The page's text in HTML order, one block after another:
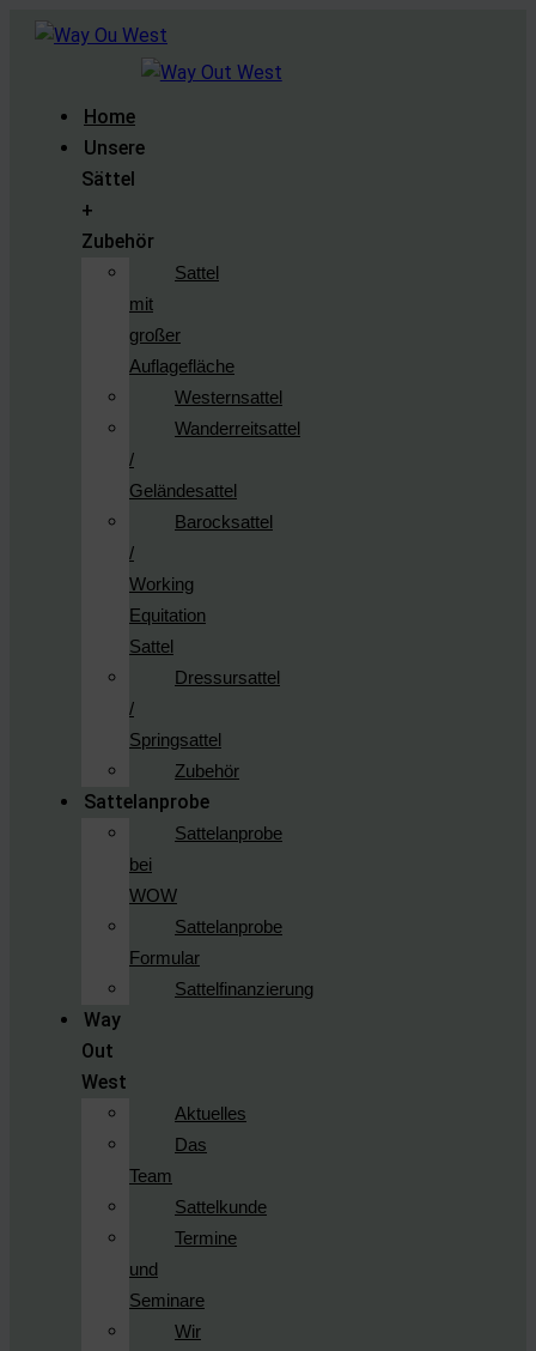
Home
Unsere
Sättel
+
Zubehör
Sattel
mit
großer
Auflagefläche
Westernsattel
Wanderreitsattel
/
Geländesattel
Barocksattel
/
Working
Equitation
Sattel
Dressursattel
/
Springsattel
Zubehör
Sattelanprobe
Sattelanprobe
bei
WOW
Sattelanprobe
Formular
Sattelfinanzierung
Way
Out
West
Aktuelles
Das
Team
Sattelkunde
Termine
und
Seminare
Wir